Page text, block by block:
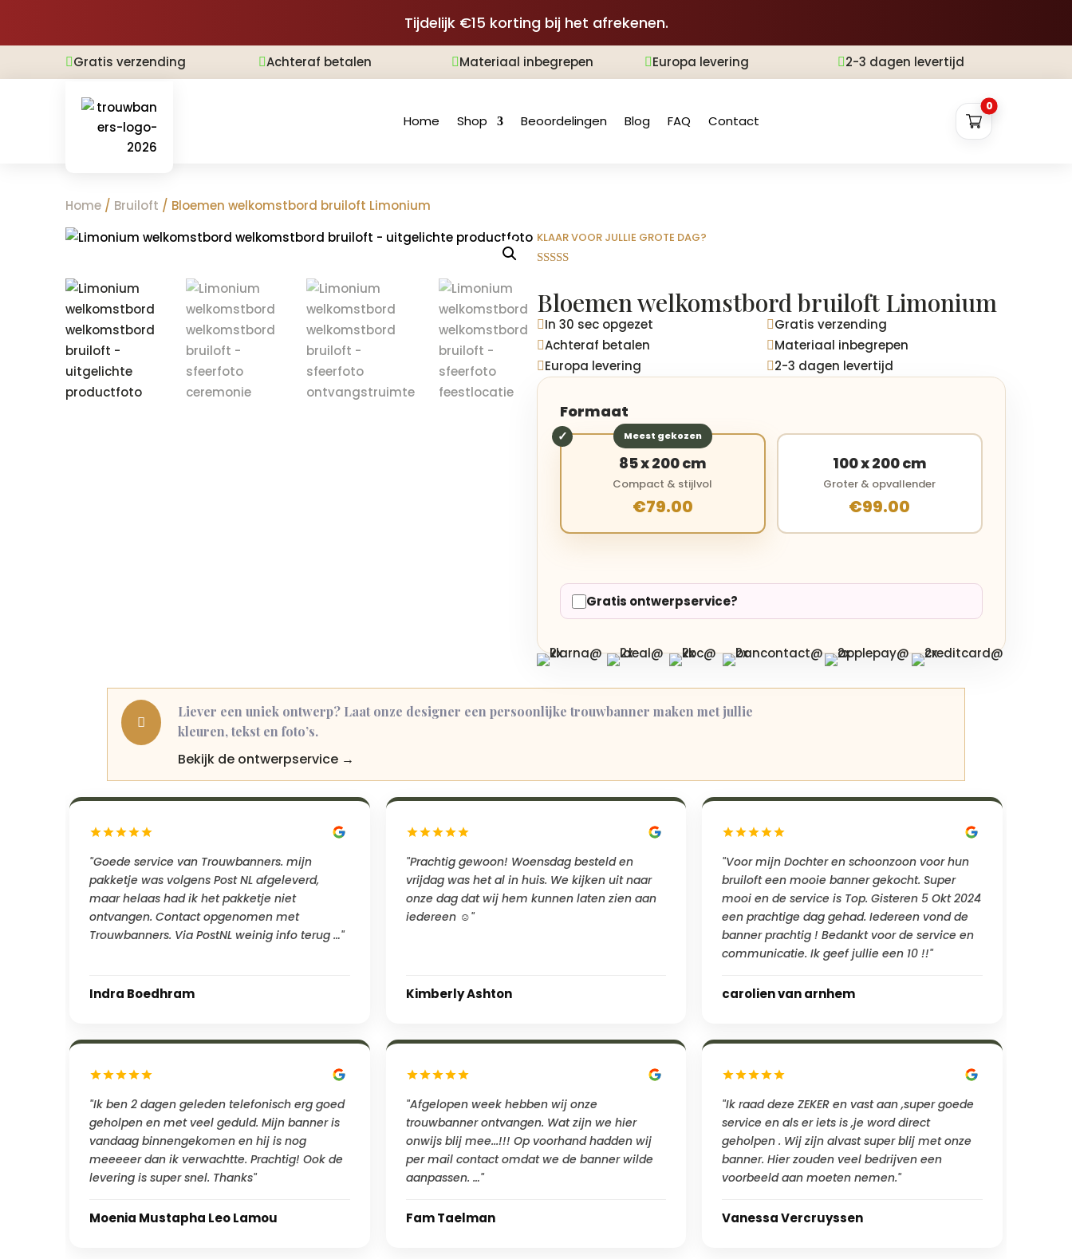
Tijdelijk €15 korting bij het afrekenen.
Gratis verzending Achteraf betalen Materiaal inbegrepen Europa levering 2-3 dagen levertijd
Home Shop Beoordelingen Blog FAQ Contact
0
Home / Bruiloft / Bloemen welkomstbord bruiloft Limonium
KLAAR VOOR JULLIE GROTE DAG?
gebaseerd
op
klantbeoord
Bloemen welkomstbord bruiloft Limonium
In 30 sec opgezet Gratis verzending
Achteraf betalen Materiaal inbegrepen
Europa levering 2-3 dagen levertijd
Formaat
Meest gekozen
85 x 200 cm
Compact & stijlvol
€79.00
100 x 200 cm
Groter & opvallender
€99.00
Gratis ontwerpservice?

Liever een uniek ontwerp? Laat onze designer een persoonlijke trouwbanner maken met jullie
kleuren, tekst en foto’s.
Bekijk de ontwerpservice →
"Goede service van Trouwbanners. mijn
pakketje was volgens Post NL afgeleverd,
maar helaas had ik het pakketje niet
ontvangen. Contact opgenomen met
Trouwbanners. Via PostNL weinig info terug …"
Indra Boedhram
"Prachtig gewoon! Woensdag besteld en
vrijdag was het al in huis. We kijken uit naar
onze dag dat wij hem kunnen laten zien aan
iedereen ☺️"
Kimberly Ashton
"Voor mijn Dochter en schoonzoon voor hun
bruiloft een mooie banner gekocht. Super
mooi en de service is Top. Gisteren 5 Okt 2024
een prachtige dag gehad. Iedereen vond de
banner prachtig ! Bedankt voor de service en
communicatie. Ik geef jullie een 10 !!"
carolien van arnhem
"Ik ben 2 dagen geleden telefonisch erg goed
geholpen en met veel geduld. Mijn banner is
vandaag binnengekomen en hij is nog
meeeeer dan ik verwachtte. Prachtig! Ook de
levering is super snel. Thanks"
Moenia Mustapha Leo Lamou
"Afgelopen week hebben wij onze
trouwbanner ontvangen. Wat zijn we hier
onwijs blij mee...!!! Op voorhand hadden wij
per mail contact omdat we de banner wilde
aanpassen. …"
Fam Taelman
"Ik raad deze ZEKER en vast aan ,super goede
service en als er iets is ,je word direct
geholpen . Wij zijn alvast super blij met onze
banner. Hier zouden veel bedrijven een
voorbeeld aan moeten nemen."
Vanessa Vercruyssen